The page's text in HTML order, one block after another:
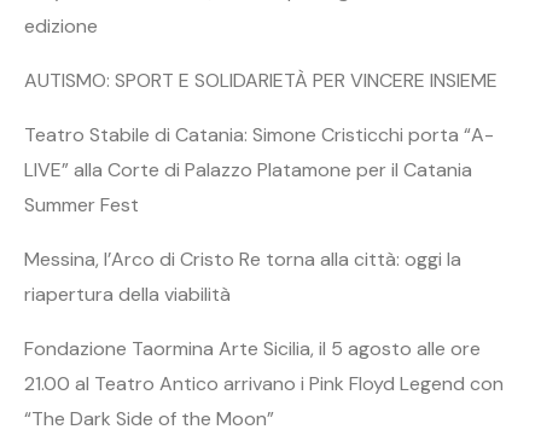
edizione
AUTISMO: SPORT E SOLIDARIETÀ PER VINCERE INSIEME
Teatro Stabile di Catania: Simone Cristicchi porta “A-
LIVE” alla Corte di Palazzo Platamone per il Catania
Summer Fest
Messina, l’Arco di Cristo Re torna alla città: oggi la
riapertura della viabilità
Fondazione Taormina Arte Sicilia, il 5 agosto alle ore
21.00 al Teatro Antico arrivano i Pink Floyd Legend con
“The Dark Side of the Moon”